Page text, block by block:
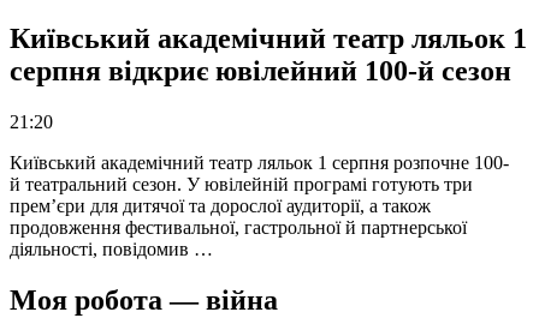
Київський академічний театр ляльок 1
серпня відкриє ювілейний 100-й сезон
21:20
Київський академічний театр ляльок 1 серпня розпочне 100-
й театральний сезон. У ювілейній програмі готують три
прем’єри для дитячої та дорослої аудиторії, а також
продовження фестивальної, гастрольної й партнерської
діяльності, повідомив …
Моя робота — війна